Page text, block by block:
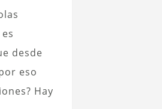
desde
eso
Hay